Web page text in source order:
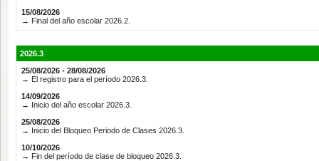
15/08/2026
→ Final del año escolar 2026.2.
2026.3
25/08/2026 - 28/08/2026
→ El registro para el período 2026.3.
14/09/2026
→ Inicio del año escolar 2026.3.
25/08/2026
→ Inicio del Bloqueo Periodo de Clases 2026.3.
10/10/2026
→ Fin del período de clase de bloqueo 2026.3.